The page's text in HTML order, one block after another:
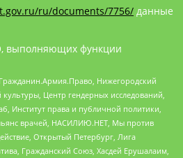
ru/documents/7756/ данные
выполняющих функции
Нижегородский
Центр гендерных исследований,
Институт права и публичной политики,
врачей, НАСИЛИЮ.НЕТ, Мы против
Открытый Петербург, Лига
Гражданский Союз, Хасдей Ерушалаим,